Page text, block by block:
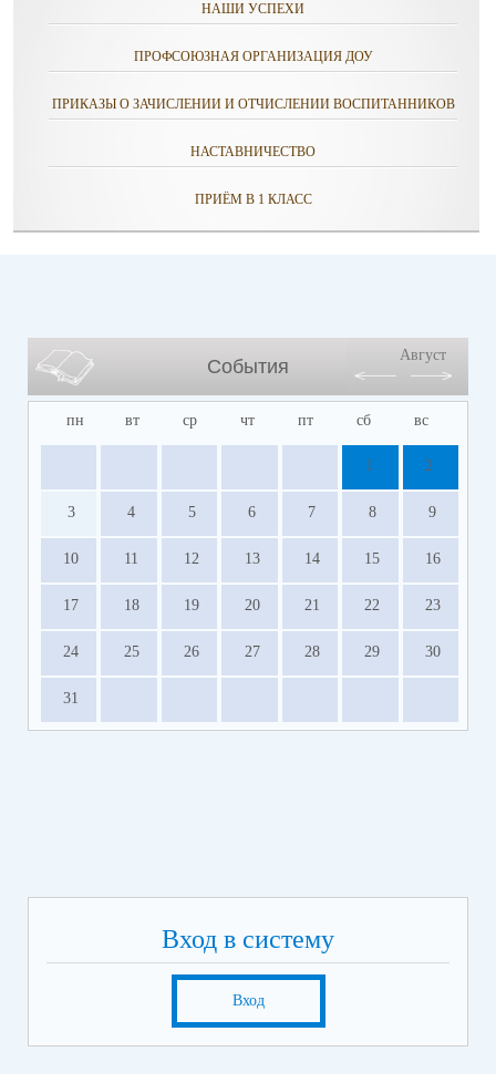
НАШИ УСПЕХИ
ПРОФСОЮЗНАЯ ОРГАНИЗАЦИЯ ДОУ
ПРИКАЗЫ О ЗАЧИСЛЕНИИ И ОТЧИСЛЕНИИ ВОСПИТАННИКОВ
НАСТАВНИЧЕСТВО
ПРИЁМ В 1 КЛАСС
События
Август
пн вт ср чт пт сб вс
1 2
3 4 5 6 7 8 9
10 11 12 13 14 15 16
17 18 19 20 21 22 23
24 25 26 27 28 29 30
31
Вход в систему
Вход